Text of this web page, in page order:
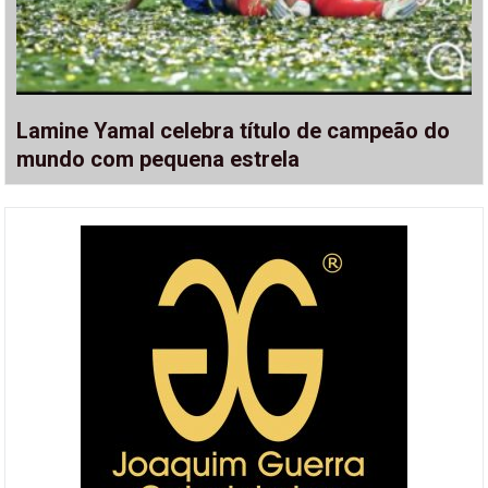
Lamine Yamal celebra título de campeão do
mundo com pequena estrela